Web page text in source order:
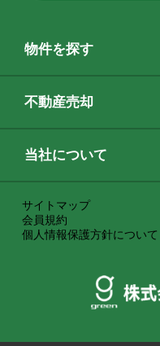
物件を探す
不動産売却
当社について
サイトマップ
会員規約
個人情報保護方針について